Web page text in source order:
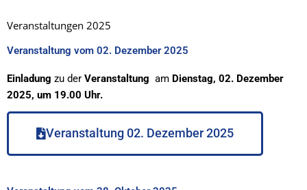
Veranstaltungen 2025
Veranstaltung vom 02. Dezember 2025
Einladung zu der Veranstaltung am Dienstag, 02. Dezember
2025, um 19.00 Uhr.
Veranstaltung 02. Dezember 2025